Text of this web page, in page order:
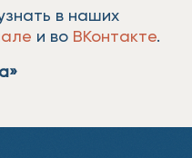
в наших
и во ВКонтакте.